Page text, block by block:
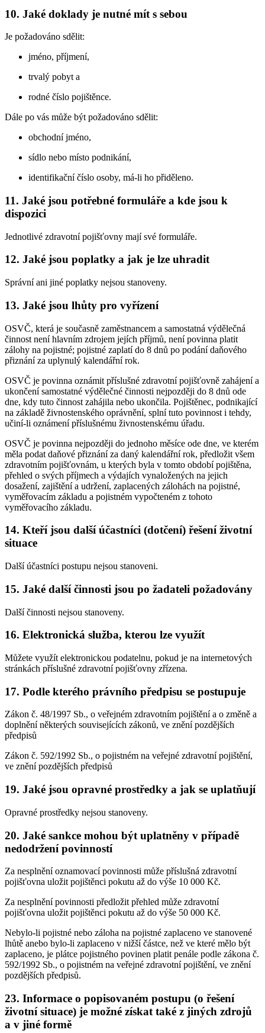
10. Jaké doklady je nutné mít s sebou
Je požadováno sdělit:
jméno, příjmení,
trvalý pobyt a
rodné číslo pojištěnce.
Dále po vás může být požadováno sdělit:
obchodní jméno,
sídlo nebo místo podnikání,
identifikační číslo osoby, má-li ho přiděleno.
11. Jaké jsou potřebné formuláře a kde jsou k
dispozici
Jednotlivé zdravotní pojišťovny mají své formuláře.
12. Jaké jsou poplatky a jak je lze uhradit
Správní ani jiné poplatky nejsou stanoveny.
13. Jaké jsou lhůty pro vyřízení
OSVČ, která je současně zaměstnancem a samostatná výdělečná
činnost není hlavním zdrojem jejích příjmů, není povinna platit
zálohy na pojistné; pojistné zaplatí do 8 dnů po podání daňového
přiznání za uplynulý kalendářní rok.
OSVČ je povinna oznámit příslušné zdravotní pojišťovně zahájení a
ukončení samostatné výdělečné činnosti nejpozději do 8 dnů ode
dne, kdy tuto činnost zahájila nebo ukončila. Pojištěnec, podnikající
na základě živnostenského oprávnění, splní tuto povinnost i tehdy,
učiní-li oznámení příslušnému živnostenskému úřadu.
OSVČ je povinna nejpozději do jednoho měsíce ode dne, ve kterém
měla podat daňové přiznání za daný kalendářní rok, předložit všem
zdravotním pojišťovnám, u kterých byla v tomto období pojištěna,
přehled o svých příjmech a výdajích vynaložených na jejich
dosažení, zajištění a udržení, zaplacených zálohách na pojistné,
vyměřovacím základu a pojistném vypočteném z tohoto
vyměřovacího základu.
14. Kteří jsou další účastníci (dotčení) řešení životní
situace
Další účastníci postupu nejsou stanoveni.
15. Jaké další činnosti jsou po žadateli požadovány
Další činnosti nejsou stanoveny.
16. Elektronická služba, kterou lze využít
Můžete využít elektronickou podatelnu, pokud je na internetových
stránkách příslušné zdravotní pojišťovny zřízena.
17. Podle kterého právního předpisu se postupuje
Zákon č. 48/1997 Sb., o veřejném zdravotním pojištění a o změně a
doplnění některých souvisejících zákonů, ve znění pozdějších
předpisů
Zákon č. 592/1992 Sb., o pojistném na veřejné zdravotní pojištění,
ve znění pozdějších předpisů
19. Jaké jsou opravné prostředky a jak se uplatňují
Opravné prostředky nejsou stanoveny.
20. Jaké sankce mohou být uplatněny v případě
nedodržení povinností
Za nesplnění oznamovací povinnosti může příslušná zdravotní
pojišťovna uložit pojištěnci pokutu až do výše 10 000 Kč.
Za nesplnění povinnosti předložit přehled může zdravotní
pojišťovna uložit pojištěnci pokutu až do výše 50 000 Kč.
Nebylo-li pojistné nebo záloha na pojistné zaplaceno ve stanovené
lhůtě anebo bylo-li zaplaceno v nižší částce, než ve které mělo být
zaplaceno, je plátce pojistného povinen platit penále podle zákona č.
592/1992 Sb., o pojistném na veřejné zdravotní pojištění, ve znění
pozdějších předpisů.
23. Informace o popisovaném postupu (o řešení
životní situace) je možné získat také z jiných zdrojů
a v jiné formě